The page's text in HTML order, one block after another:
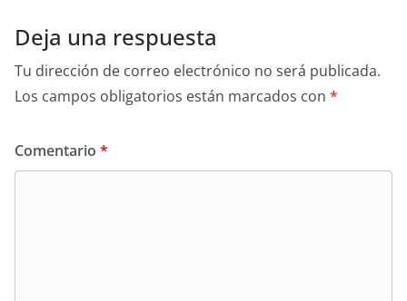
Deja una respuesta
Tu dirección de correo electrónico no será publicada.
Los campos obligatorios están marcados con *
Comentario *